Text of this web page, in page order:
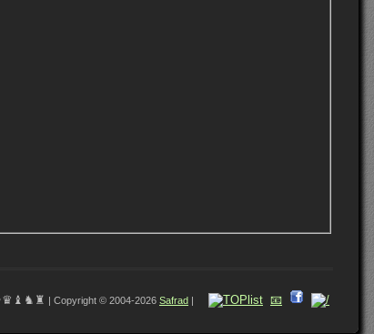
| Copyright © 2004-2026 Safrad | 📧